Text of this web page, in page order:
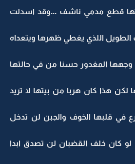
قطع مدمي ناشف ...وقد اسدلت
الطويل اللذي يغطي ظهرها ويتعداه
وجهها المغدور حسنا من في حالتها
لكن هذا كان هربا من بيتها لا تريد
في قلبها الخوف والجبن لن تدخل
لو كان خلف القضبان لن تصدق ابدا